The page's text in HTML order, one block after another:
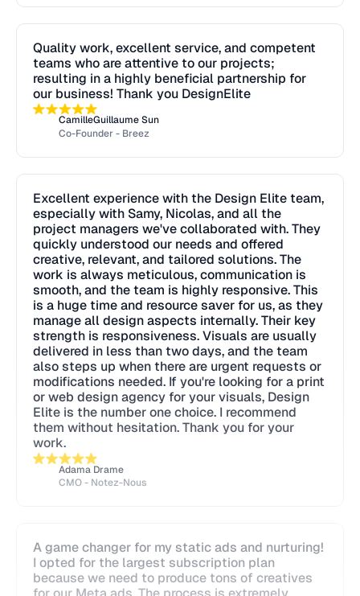
Quality work, excellent service, and competent
teams who are attentive to our projects;
resulting in a highly beneficial partnership for
our business! Thank you DesignElite
CamilleGuillaume Sun
Co-Founder - Breez
Excellent experience with the Design Elite team,
especially with Samy, Nicolas, and all the
project managers we've collaborated with. They
quickly understood our needs and offered
creative, relevant, and tailored solutions. The
work is always meticulous, communication is
smooth, and the team is highly responsive. This
is a huge time and resource saver for us, as they
manage all design aspects internally. Their key
strength is responsiveness. Visuals are usually
delivered in less than two days, and the team
also steps up when there are urgent requests or
modifications needed. If you're looking for a print
or web design agency for your visuals, Design
Elite is the number one choice. I recommend
them without hesitation. Thank you for your
work.
Adama Drame
CMO - Notez-Nous
A game changer for my static ads and nurturing!
I opted for the largest subscription plan
because we need to produce tons of creatives